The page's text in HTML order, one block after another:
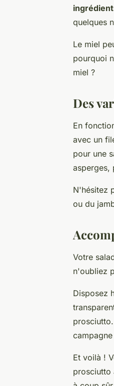
quelques
Le miel
pourquoi
miel ?
Des
En
avec un
pour une
asperges,
N'hésitez
ou du
Votre
n'oubliez
Disposez
Et voilà !
prosciutto